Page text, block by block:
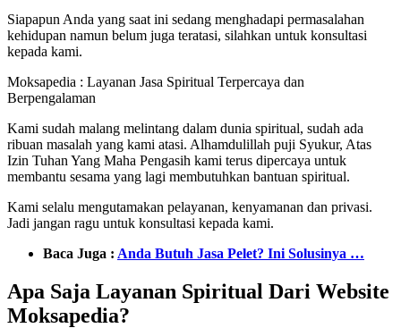
Siapapun Anda yang saat ini sedang menghadapi permasalahan
kehidupan namun belum juga teratasi, silahkan untuk konsultasi
kepada kami.
Moksapedia : Layanan Jasa Spiritual Terpercaya dan
Berpengalaman
Kami sudah malang melintang dalam dunia spiritual, sudah ada
ribuan masalah yang kami atasi. Alhamdulillah puji Syukur, Atas
Izin Tuhan Yang Maha Pengasih kami terus dipercaya untuk
membantu sesama yang lagi membutuhkan bantuan spiritual.
Kami selalu mengutamakan pelayanan, kenyamanan dan privasi.
Jadi jangan ragu untuk konsultasi kepada kami.
Baca Juga : Anda Butuh Jasa Pelet? Ini Solusinya …
Apa Saja Layanan Spiritual Dari Website
Moksapedia?